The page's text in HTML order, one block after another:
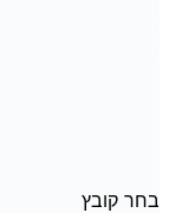
בחר קובץ